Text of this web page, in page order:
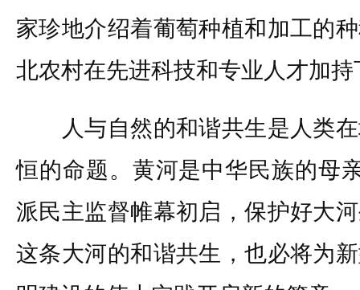
家珍地介绍着葡萄种植和加工的
北农村在先进科技和专业人才加
人与自然的和谐共生是人类在
恒的命题。黄河是中华民族的母
派民主监督帷幕初启，保护好大
这条大河的和谐共生，也必将为